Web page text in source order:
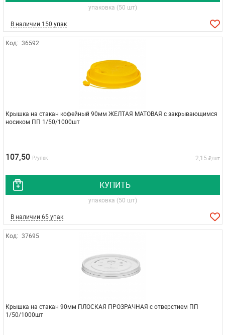
упаковка (50 шт)
В наличии 150 упак
Код: 36592
Крышка на стакан кофейный 90мм ЖЕЛТАЯ МАТОВАЯ с закрывающимся
носиком ПП 1/50/1000шт
107,50 ₽/упак 2,15 ₽/шт
КУПИТЬ
упаковка (50 шт)
В наличии 65 упак
Код: 37695
Крышка на стакан 90мм ПЛОСКАЯ ПРОЗРАЧНАЯ с отверстием ПП
1/50/1000шт